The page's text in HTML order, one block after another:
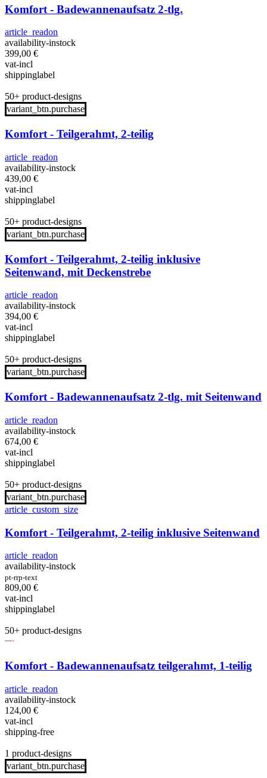
Komfort - Badewannenaufsatz 2-tlg.
article_readon
availability-instock
399,00 €
vat-incl
shippinglabel
50+ product-designs
variant_btn.purchase
Komfort - Teilgerahmt, 2-teilig
article_readon
availability-instock
439,00 €
vat-incl
shippinglabel
50+ product-designs
variant_btn.purchase
Komfort - Teilgerahmt, 2-teilig inklusive
Seitenwand, mit Deckenstrebe
article_readon
availability-instock
394,00 €
vat-incl
shippinglabel
50+ product-designs
variant_btn.purchase
Komfort - Badewannenaufsatz 2-tlg. mit Seitenwand
article_readon
availability-instock
674,00 €
vat-incl
shippinglabel
50+ product-designs
variant_btn.purchase
article_custom_size
Komfort - Teilgerahmt, 2-teilig inklusive Seitenwand
article_readon
availability-instock
pt-rrp-text
809,00 €
vat-incl
shippinglabel
50+ product-designs
Komfort - Badewannenaufsatz teilgerahmt, 1-teilig
article_readon
availability-instock
124,00 €
vat-incl
shipping-free
1 product-designs
variant_btn.purchase